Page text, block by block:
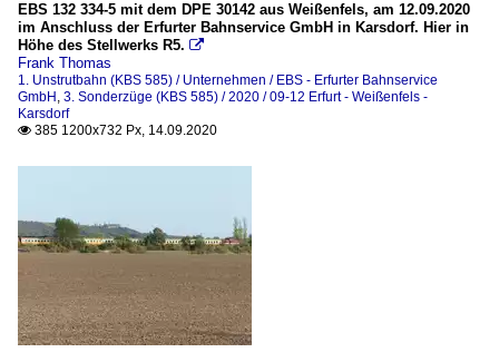
EBS 132 334-5 mit dem DPE 30142 aus Weißenfels, am 12.09.2020
im Anschluss der Erfurter Bahnservice GmbH in Karsdorf. Hier in
Höhe des Stellwerks R5. 
Frank Thomas
1. Unstrutbahn (KBS 585) / Unternehmen / EBS - Erfurter Bahnservice
GmbH , 3. Sonderzüge (KBS 585) / 2020 / 09-12 Erfurt - Weißenfels -
Karsdorf
 385 1200x732 Px, 14.09.2020